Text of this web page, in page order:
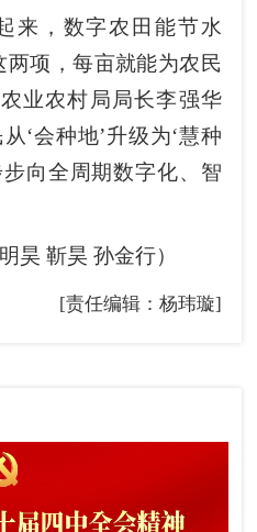
，数字农田能节水
两项，每亩就能为农民
业农村局局长李强华
‘会种地’升级为‘慧种
向全周期数字化、智
靳昊 孙金行）
[责任编辑：杨玮璇]